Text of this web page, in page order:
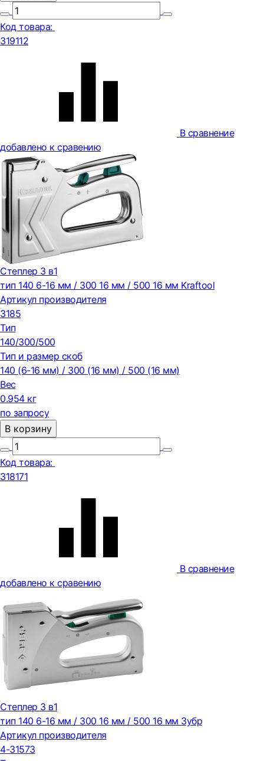
Код товара:
319112
В сравнение
добавлено к сравению
Степлер 3 в1
тип 140 6-16 мм / 300 16 мм / 500 16 мм Kraftool
Артикул производителя
3185
Тип
140/300/500
Тип и размер скоб
140 (6-16 мм) / 300 (16 мм) / 500 (16 мм)
Вес
0.954 кг
по запросу
В корзину
Код товара:
318171
В сравнение
добавлено к сравению
Степлер 3 в1
тип 140 6-16 мм / 300 16 мм / 500 16 мм Зубр
Артикул производителя
4-31573